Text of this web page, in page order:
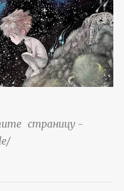
страницу -